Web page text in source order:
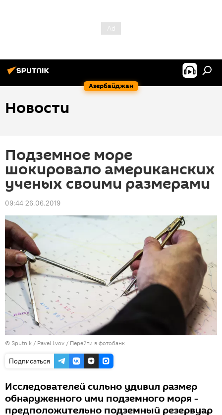
Азербайджан
Новости
Подземное море
шокировало американских
ученых своими размерами
09:44 26.06.2019
© Sputnik / Pavel Lvov / Перейти в фотобанк
Подписаться
Исследователей сильно удивил размер
обнаруженного ими подземного моря -
предположительно подземный резервуар